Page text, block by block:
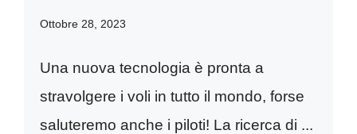
Ottobre 28, 2023
Una nuova tecnologia è pronta a
stravolgere i voli in tutto il mondo, forse
saluteremo anche i piloti! La ricerca di ...